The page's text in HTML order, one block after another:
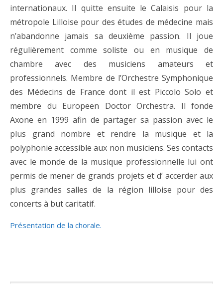
internationaux. Il quitte ensuite le Calaisis pour la
métropole Lilloise pour des études de médecine mais
n’abandonne jamais sa deuxième passion. Il joue
régulièrement comme soliste ou en musique de
chambre avec des musiciens amateurs et
professionnels. Membre de l’Orchestre Symphonique
des Médecins de France dont il est Piccolo Solo et
membre du Europeen Doctor Orchestra. Il fonde
Axone en 1999 afin de partager sa passion avec le
plus grand nombre et rendre la musique et la
polyphonie accessible aux non musiciens. Ses contacts
avec le monde de la musique professionnelle lui ont
permis de mener de grands projets et d’ accerder aux
plus grandes salles de la région lilloise pour des
concerts à but caritatif.
Présentation de la chorale.